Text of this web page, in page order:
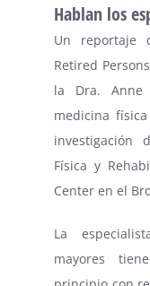
Hablan los
Un reportaje
Retired
la Dra. Anne
medicina
investigación
Física y
Center en el
La
mayores